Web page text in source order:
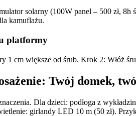
solarny (100W panel – 500 zł, 8h
kamuflażu.
platformy
1 cm większe od śrub. Krok 2: Włóż
Twój domek,
Dla dzieci: podłoga z
girlandy LED 10 m (50 zł).